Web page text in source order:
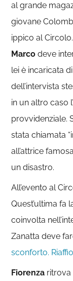
al grande
giovane
ippico al
Marco deve
lei è incaricata
dell’intervista
in un altro caso
provvidenziale.
stata chiamata
all’attrice
un disastro.
All’evento al
Quest’ultima fa
coinvolta
Zanatta deve
sconforto.
Fiorenza ritrova